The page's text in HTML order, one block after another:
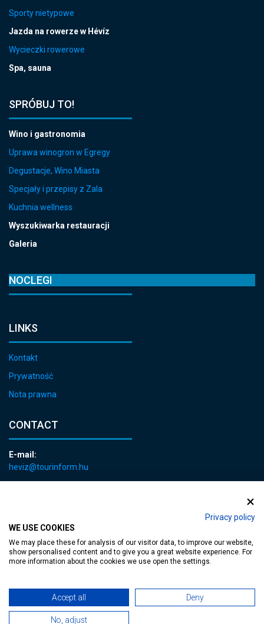
Privacy policy
WE USE COOKIES
We may place these for analysis of our visitor data, to improve our website,
show personalised content and to give you a great website experience. For
more information about the cookies we use open the settings.
Accept all Deny
No, adjust
Sporty nietypowe
Jazda na rowerze w Hévíz
Wycieczki rowerowe
Spa, sauna
SPRÓBUJ TO!
Wino i gastronomia
Uprawa winogron w Egregy
Degustacje, Wino Miasta
Specjały i przepisy z Zala
Kuchnia wellness
Wyszukiwarka restauracji
Galeria
NOCLEGI
LINKS
Kontakt
Prywatność
Nota prawna
CONTACT
E-mail:
heviz@tourinform.hu
MediaGum|Cookie renewals